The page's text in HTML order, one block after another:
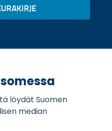
löydät Suomen
median